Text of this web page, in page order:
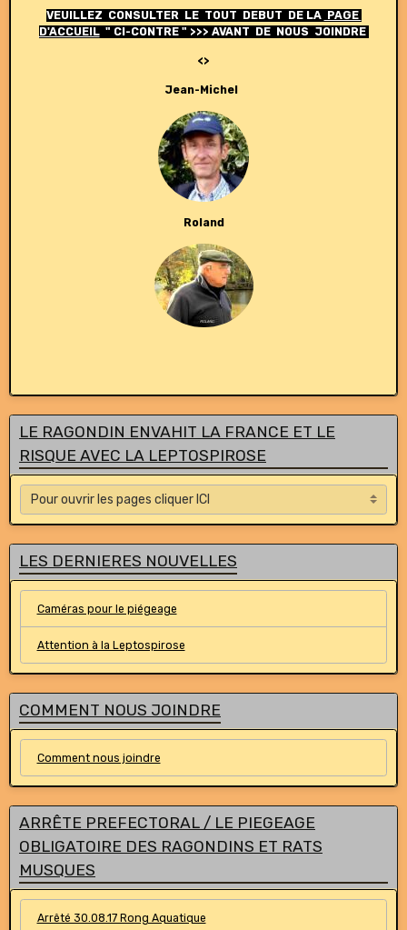
VEUILLEZ CONSULTER LE TOUT DEBUT DE LA PAGE
D'ACCUEIL" CI-CONTRE " >>> AVANT DE NOUS JOINDRE
<>
Jean-Michel
Roland
LE RAGONDIN ENVAHIT LA FRANCE ET LE
RISQUE AVEC LA LEPTOSPIROSE
LES DERNIERES NOUVELLES
Caméras pour le piégeage
Attention à la Leptospirose
COMMENT NOUS JOINDRE
Comment nous joindre
ARRÊTE PREFECTORAL / LE PIEGEAGE
OBLIGATOIRE DES RAGONDINS ET RATS
MUSQUES
Arrêté 30.08.17 Rong Aquatique